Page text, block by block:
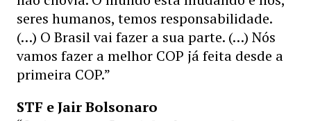
seres humanos, temos responsabilidade.
(…) O Brasil vai fazer a sua parte. (…) Nós
vamos fazer a melhor COP já feita desde a
primeira COP.”
STF e Jair Bolsonaro